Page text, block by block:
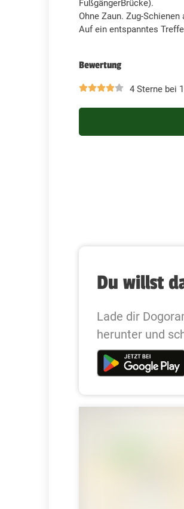
FußgängerBrücke).
Ohne Zaun. Zug-
Auf ein entspanntes
Bewertung
4 Sterne bei
Du willst
Lade dir
herunter und